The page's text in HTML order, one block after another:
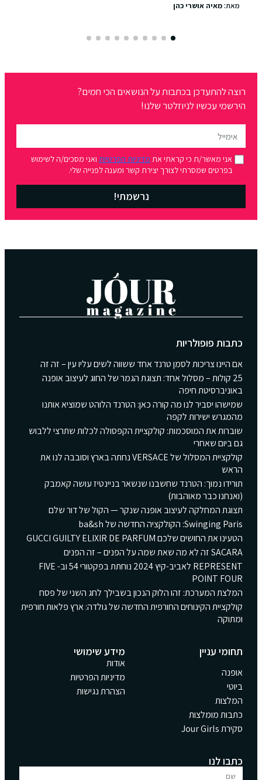
מאת:מאיה אושרי כהן
רוצה להתעדכן בכתבות על הנושאים הכי חמים?
הירשמי עכשיו לניוזלטר שלנו!
אני מאשר/ת כי קראתי את מדיניות הפרטיות ואני מסכים/ה לשימוש
בפרטים שמסרתי לצורך יצירת קשר ומענה לפנייה שלי.
נרשמתי!
כתבות פופולריות
אם היינו צריכות לסמן טרנד אחד ששווה לשים עליו עין – זה זה
25 קולות – מסלול אחד: תצוגת הגמר של החוג לעיצוב אופנה
באוניברסיטת חיפה
שמישהו יסביר לנו מה קורה כאן: הטרנד הלוהט שמוציא אותנו
מהמגרש ישירות לקפה
שוברות את המוסכמות: קולקציית הקפסולה לכלות שתרצי ללבוש
גם ביום שאחרי
קולקציית המסלול של VERSACE נחתה בארץ וסובבה לנו את
הראש
תורידו נמוך: הטרנד שחשבנו שנשאר בניינטיז עושה קאמבק
(ואנחנו כבר מאוהבות)
תצוגת המחלקה לעיצוב אופנה שנקר — הקול של דור שלם
Swinging Paris: הקולקציה החדשה של ba&sh
הטעינו את החושים שלכם GUCCI GUILTY ELIXIR DE PARFUM
SACARA זה לא מה שאת שמה על הפנים – זה הפנים
REPRESENT לאביב-קיץ 2024 נוחתת בפקטורי 54 וב- FIVE
POINT FOUR
המלצת המערכת: זהו הלוק הנכון בשבילך לחג השני של פסח
קולקציית הקינוחים החורפית החדשה של גולדה: ארץ פלאות חורפית
ומתוקה
תחומי עניין
אופנה
ביוטי
המלצות
כתבות מומלצות
סקירת Jour Girls
מידע שימושי
אודות
מדיניות הפרטיות
הצהרת נגישות
כתבו לנו